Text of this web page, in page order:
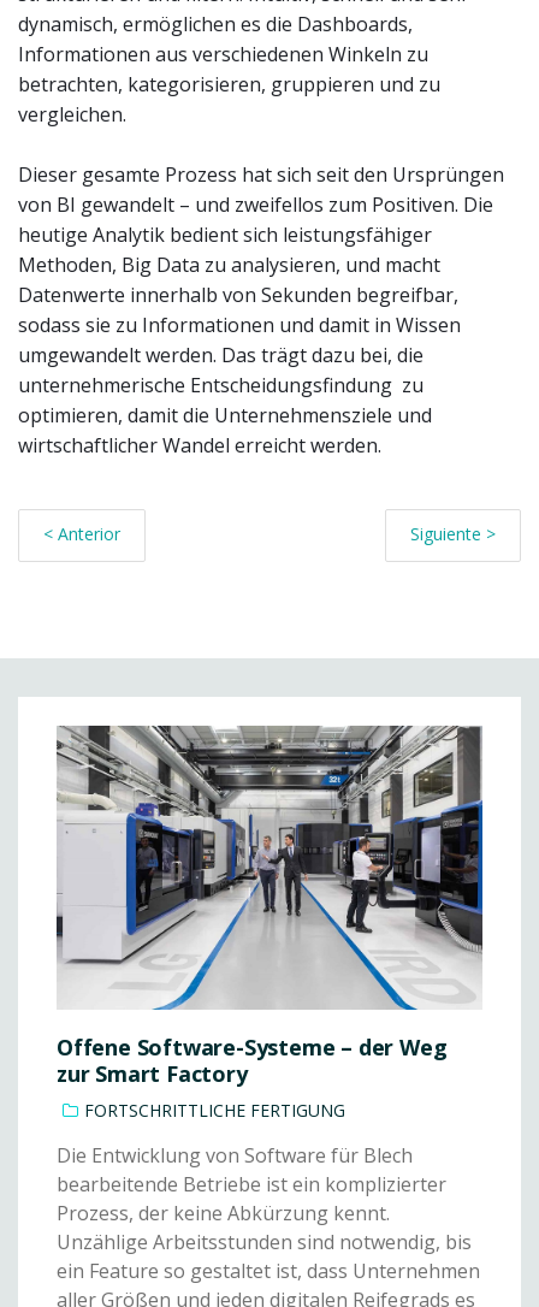
dynamisch, ermöglichen es die Dashboards,
Informationen aus verschiedenen Winkeln zu
betrachten, kategorisieren, gruppieren und zu
vergleichen.
Dieser gesamte Prozess hat sich seit den Ursprüngen
von BI gewandelt – und zweifellos zum Positiven. Die
heutige Analytik bedient sich leistungsfähiger
Methoden, Big Data zu analysieren, und macht
Datenwerte innerhalb von Sekunden begreifbar,
sodass sie zu Informationen und damit in Wissen
umgewandelt werden. Das trägt dazu bei, die
unternehmerische Entscheidungsfindung zu
optimieren, damit die Unternehmensziele und
wirtschaftlicher Wandel erreicht werden.
< Anterior Siguiente >
Offene Software-Systeme – der Weg
zur Smart Factory
FORTSCHRITTLICHE FERTIGUNG
Die Entwicklung von Software für Blech
bearbeitende Betriebe ist ein komplizierter
Prozess, der keine Abkürzung kennt.
Unzählige Arbeitsstunden sind notwendig, bis
ein Feature so gestaltet ist, dass Unternehmen
aller Größen und jeden digitalen Reifegrads es